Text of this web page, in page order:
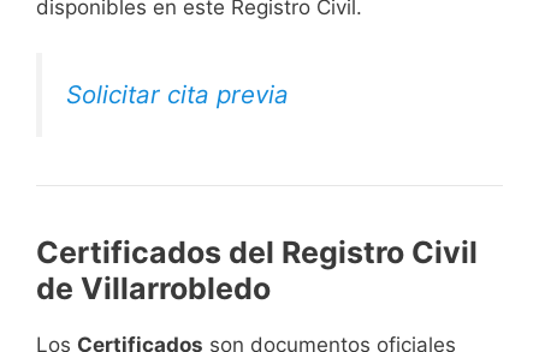
disponibles en este Registro Civil.​
Solicitar cita previa
Certificados del Registro Civil
de Villarrobledo
Los Certificados son documentos oficiales